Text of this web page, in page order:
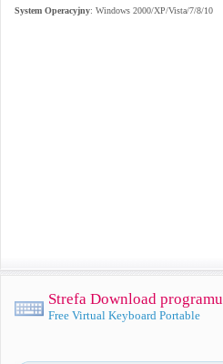
System Operacyjny: Windows 2000/XP/Vista/7/8/10
Strefa Download programu
Free Virtual Keyboard Portable